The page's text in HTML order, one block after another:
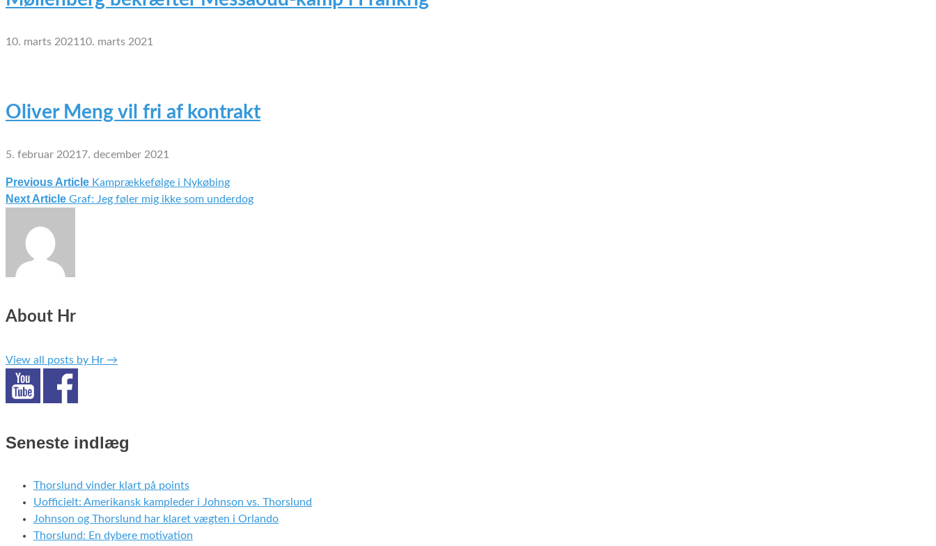
10. marts 2021 10. marts 2021
Oliver Meng vil fri af kontrakt
5. februar 2021 7. december 2021
Indlægsnavigation
Previous Article Kamprækkefølge i Nykøbing
Next Article Graf: Jeg føler mig ikke som underdog
About Hr
View all posts by Hr →
Seneste indlæg
Thorslund vinder klart på points
Uofficielt: Amerikansk kampleder i Johnson vs. Thorslund
Johnson og Thorslund har klaret vægten i Orlando
Thorslund: En dybere motivation